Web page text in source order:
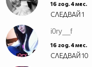
16 год. 4 мес.
СЛЕДВАЙ1
i0ry__f
16 год. 4 мес.
СЛЕДВАЙ10